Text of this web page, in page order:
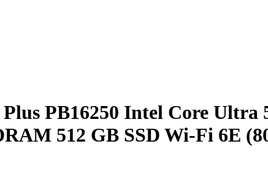
PB16250 Intel Core
512 GB SSD Wi-Fi 6E